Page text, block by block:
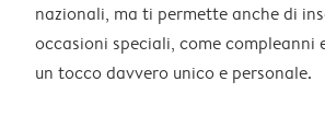
nazionali, ma ti permette anche di
occasioni speciali, come compleanni
un tocco davvero unico e personale.